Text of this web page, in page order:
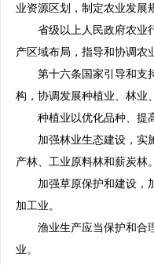
业资源区划，制定农业发展
省级以上人民政府农业行
产区域布局，指导和协调农
第十六条国家引导和支持
构，协调发展种植业、林业
种植业以优化品种、提高
加强林业生态建设，实施
产林、工业原料林和薪炭林。
加强草原保护和建设，加
加工业。
渔业生产应当保护和合理
业。